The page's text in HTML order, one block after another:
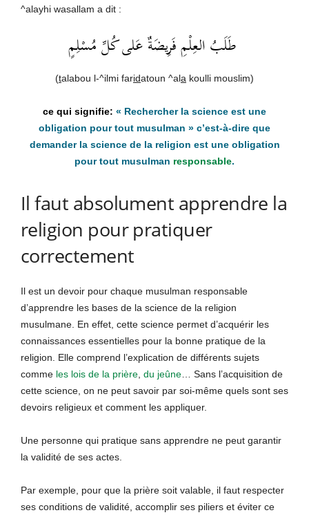
^alayhi wasallam a dit :
طَلَبُ العِلْمِ فَرِيضَةٌ عَلى كُلِّ مُسْلِمٍ
(talabou l-^ilmi faridatoun ^ala koulli mouslim)
« Rechercher la science est une
obligation pour tout musulman » c’est-à-dire que
demander la science de la religion est une obligation
pour tout musulman responsable.
Il faut absolument apprendre la
religion pour pratiquer
correctement
Il est un devoir pour chaque musulman responsable
d’apprendre les bases de la science de la religion
musulmane. En effet, cette science permet d’acquérir les
connaissances essentielles pour la bonne pratique de la
religion. Elle comprend l’explication de différents sujets
comme les lois de la prière du jeûne … Sans l’acquisition de
cette science, on ne peut savoir par soi-même quels sont ses
devoirs religieux et comment les appliquer.
Une personne qui pratique sans apprendre ne peut garantir
la validité de ses actes.
Par exemple, pour que la prière soit valable, il faut respecter
ses conditions de validité, accomplir ses piliers et éviter ce